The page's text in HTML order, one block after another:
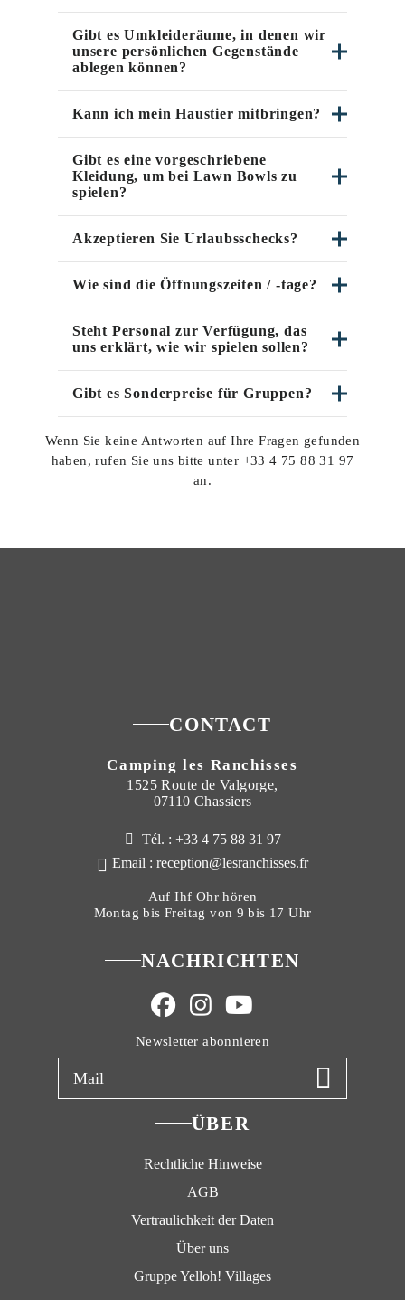
Gibt es Umkleideräume, in denen wir
unsere persönlichen Gegenstände
ablegen können?
Kann ich mein Haustier mitbringen?
Gibt es eine vorgeschriebene
Kleidung, um bei Lawn Bowls zu
spielen?
Akzeptieren Sie Urlaubsschecks?
Wie sind die Öffnungszeiten / -tage?
Steht Personal zur Verfügung, das
uns erklärt, wie wir spielen sollen?
Gibt es Sonderpreise für Gruppen?
Wenn Sie keine Antworten auf Ihre Fragen gefunden
haben, rufen Sie uns bitte unter +33 4 75 88 31 97
an.
CONTACT
Camping les Ranchisses
1525 Route de Valgorge,
07110 Chassiers
Tél. : +33 4 75 88 31 97
Email : reception@lesranchisses.fr
Auf Ihf Ohr hören
Montag bis Freitag von 9 bis 17 Uhr
NACHRICHTEN
Newsletter abonnieren
ÜBER
Rechtliche Hinweise
AGB
Vertraulichkeit der Daten
Über uns
Gruppe Yelloh! Villages